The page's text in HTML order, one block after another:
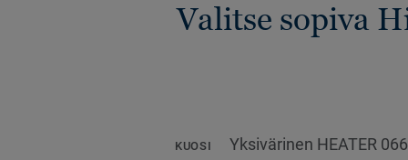
Valitse sopiva
KUOSI Yksivärinen HEATER